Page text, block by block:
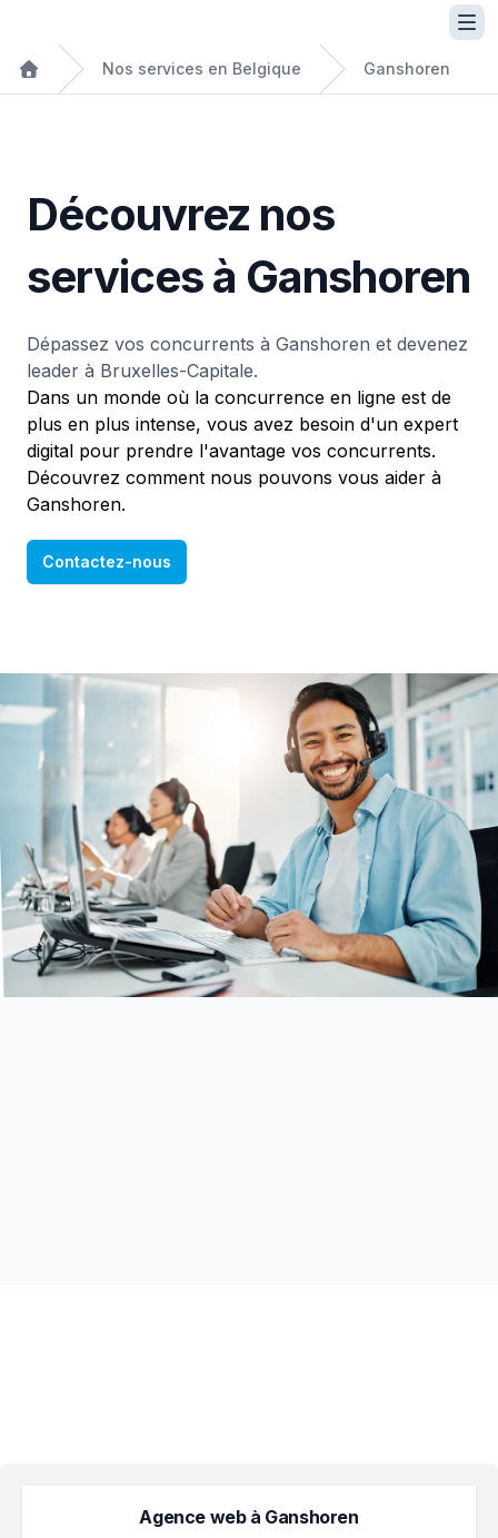
Nos services en Belgique Ganshoren
Découvrez nos
services à Ganshoren
Dépassez vos concurrents à Ganshoren et devenez
leader à Bruxelles-Capitale.
Dans un monde où la concurrence en ligne est de
plus en plus intense, vous avez besoin d'un expert
digital pour prendre l'avantage vos concurrents.
Découvrez comment nous pouvons vous aider à
Ganshoren.
Contactez-nous
Agence web à Ganshoren